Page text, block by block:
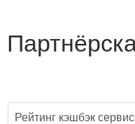
Рейтинг кэшбэк